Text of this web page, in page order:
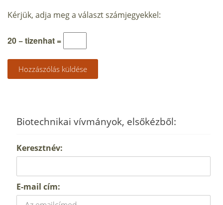
Kérjük, adja meg a választ számjegyekkel:
20 − tizenhat =
Biotechnikai vívmányok, elsőkézből:
Keresztnév:
E-mail cím: